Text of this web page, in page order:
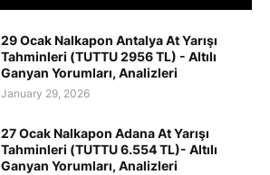
29 Ocak Nalkapon Antalya At Yarışı
Tahminleri (TUTTU 2956 TL) - Altılı
Ganyan Yorumları, Analizleri
January 29, 2026
27 Ocak Nalkapon Adana At Yarışı
Tahminleri (TUTTU 6.554 TL)- Altılı
Ganyan Yorumları, Analizleri